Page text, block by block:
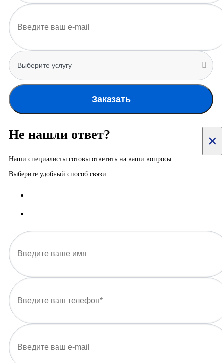
Заказать
×
Не нашли ответ?
Наши специалисты готовы ответить на ваши вопросы
Выберите удобный способ связи: